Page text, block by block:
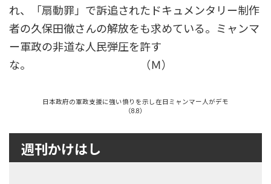
れ、「扇動罪」で訴追されたドキュメンタリー制作
者の久保田徹さんの解放をも求めている。ミャンマ
ー軍政の非道な人民弾圧を許す
な。 （Ｍ）
日本政府の軍政支援に強い憤りを示し在日ミャンマー人がデモ
（8.8）
週刊かけはし